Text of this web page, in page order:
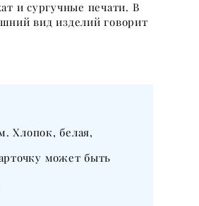
и сургучные печати. В
вид изделий говорит
Хлопок, белая,
может быть